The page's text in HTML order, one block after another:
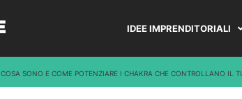
IDEE IMPRENDITORIALI
COSA SONO E COME POTENZIARE I CHAKRA CHE CONTROLLANO IL